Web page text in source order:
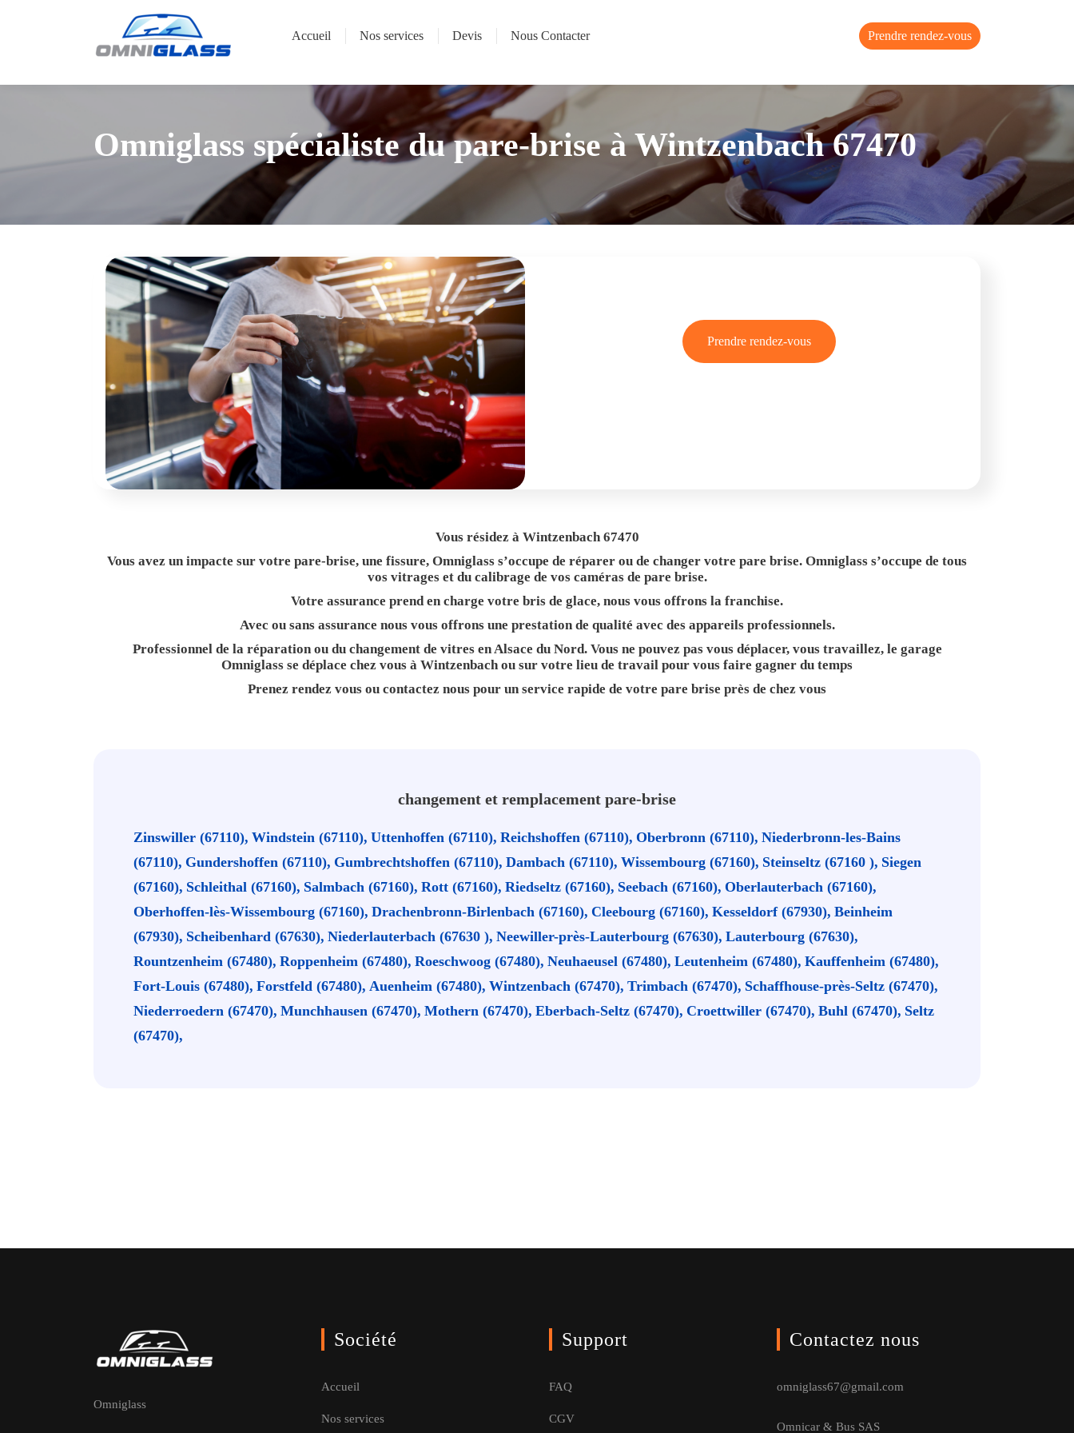
Accueil Nos services Devis Nous Contacter Prendre rendez-vous
Omniglass spécialiste du pare-brise à Wintzenbach 67470
Prendre rendez-vous
Vous résidez à Wintzenbach 67470
Vous avez un impacte sur votre pare-brise, une fissure, Omniglass s’occupe de réparer ou de changer votre pare brise. Omniglass s’occupe de tous
vos vitrages et du calibrage de vos caméras de pare brise.
Votre assurance prend en charge votre bris de glace, nous vous offrons la franchise.
Avec ou sans assurance nous vous offrons une prestation de qualité avec des appareils professionnels.
Professionnel de la réparation ou du changement de vitres en Alsace du Nord. Vous ne pouvez pas vous déplacer, vous travaillez, le garage
Omniglass se déplace chez vous à Wintzenbach ou sur votre lieu de travail pour vous faire gagner du temps
Prenez rendez vous ou contactez nous pour un service rapide de votre pare brise près de chez vous
changement et remplacement pare-brise
Zinswiller (67110), Windstein (67110), Uttenhoffen (67110), Reichshoffen (67110), Oberbronn (67110), Niederbronn-les-Bains
(67110), Gundershoffen (67110), Gumbrechtshoffen (67110), Dambach (67110), Wissembourg (67160), Steinseltz (67160 ), Siegen
(67160), Schleithal (67160), Salmbach (67160), Rott (67160), Riedseltz (67160), Seebach (67160), Oberlauterbach (67160),
Oberhoffen-lès-Wissembourg (67160), Drachenbronn-Birlenbach (67160), Cleebourg (67160), Kesseldorf (67930), Beinheim
(67930), Scheibenhard (67630), Niederlauterbach (67630 ), Neewiller-près-Lauterbourg (67630), Lauterbourg (67630),
Rountzenheim (67480), Roppenheim (67480), Roeschwoog (67480), Neuhaeusel (67480), Leutenheim (67480), Kauffenheim (67480),
Fort-Louis (67480), Forstfeld (67480), Auenheim (67480), Wintzenbach (67470), Trimbach (67470), Schaffhouse-près-Seltz (67470),
Niederroedern (67470), Munchhausen (67470), Mothern (67470), Eberbach-Seltz (67470), Croettwiller (67470), Buhl (67470), Seltz
(67470),
Omniglass
Société
Accueil
Nos services
Support
FAQ
CGV
Contactez nous
omniglass67@gmail.com
Omnicar & Bus SAS